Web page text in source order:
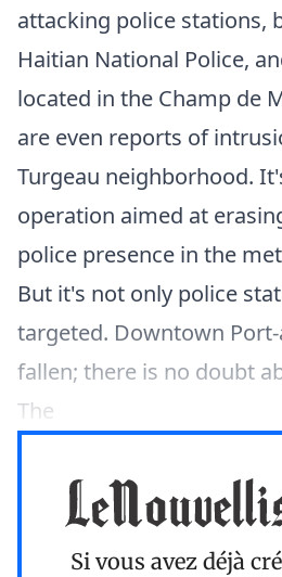
attacking police stations,
Haitian National Police,
located in the Champ de
are even reports of
Turgeau neighborhood.
operation aimed at
police presence in the
But it's not only police
targeted. Downtown Port-
fallen; there is no doubt
The
Si vous avez déjà